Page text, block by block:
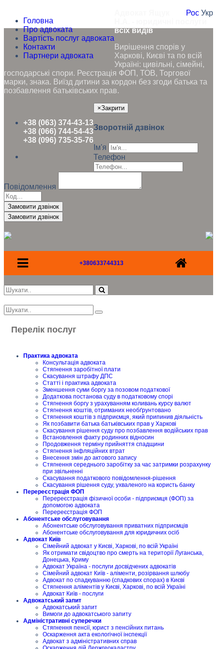
Головна
Про адвоката
Вартість послуг адвоката
Контакти
Партнери адвоката
Рос Укр
всіх видів
Вирішення спорів у
Харкові, Києві та по всій
Україні: цивільні, сімейні,
господарські спори. Реєстрація ФОП, ТОВ, Торгової
марки, знака. Виїзд дитини за кордон без згоди батька та
позбавлення батьківських прав.
+38 (063) 374-43-13
+38 (066) 744-54-43
+38 (096) 735-35-76
×Закрити
Зворотній дзвінок
Ім'я
Телефон
Повідомлення
Замовити дзвінок
+380633744313
Перелік послуг
Практика адвоката
Консультація адвоката
Стягнення заробітної плати
Скасування штрафу ДПС
Статті і практика адвоката
Зменшення суми боргу за позовом податкової
Додаткова постанова суду в податковому спорі
Стягнення боргу з урахуванням коливань курсу валют
Стягнення коштів, отриманих необґрунтовано
Стягнення коштів з підприємця, який припинив діяльність
Як позбавити батька батьківських прав у Харкові
Скасування рішення суду про позбавлення водійських прав
Встановлення факту родинних відносин
Продовження терміну прийняття спадщини
Стягнення інфляційних втрат
Внесення змін до актового запису
Стягнення середнього заробітку за час затримки розрахунку
при звільненні
Скасування податкового повідомлення-рішення
Скасування рішення суду, ухваленого на користь банку
Перереєстрація ФОП
Перереєстрація фізичної особи - підприємця (ФОП) за
допомогою адвоката
Перереєстрація ФОП
Абонентське обслуговування
Абонентське обслуговування приватних підприємців
Абонентське обслуговування для юридичних осіб
Адвокат Київ
Сімейний адвокат у Києві, Харкові, по всій Україні
Як отримати свідоцтво про смерть на території Луганська,
Донецька, Криму
Адвокат Україна - послуги досвідчених адвокатів
Сімейний адвокат Київ - аліменти, розірвання шлюбу
Адвокат по спадкуванню (спадкових спорах) в Києві
Стягнення аліментів у Києві, Харкові, по всій Україні
Адвокат Київ - послуги
Адвокатський запит
Адвокатський запит
Вимоги до адвокатського запиту
Адміністративні суперечки
Стягнення пенсії, юрист з пенсійних питань
Оскарження акта екологічної інспекції
Адвокат з адміністративних справ